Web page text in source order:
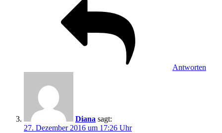
Antworten
Diana sagt:
27. Dezember 2016 um 17:26 Uhr